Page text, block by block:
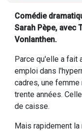
Comédie
Sarah Pèpe, avec
Vonlanthen.
Parce qu'elle a fait
emploi dans
cadres, une
trente années.
de caisse.
Mais rapidement